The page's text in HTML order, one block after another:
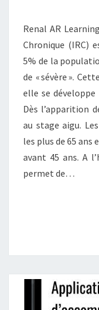
Renal AR
Chronique (IRC)
5% de la
de « sévère ».
elle se développe
Dès l’apparition
au stage aigu.
les plus de 65
avant 45 ans. A
permet de…